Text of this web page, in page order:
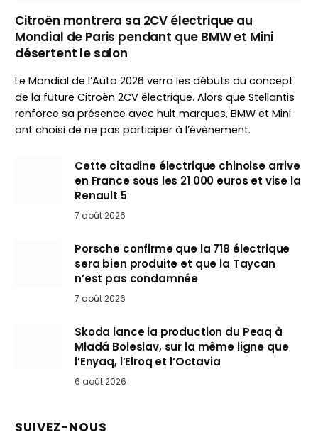
Citroën montrera sa 2CV électrique au
Mondial de Paris pendant que BMW et Mini
désertent le salon
Le Mondial de l’Auto 2026 verra les débuts du concept
de la future Citroën 2CV électrique. Alors que Stellantis
renforce sa présence avec huit marques, BMW et Mini
ont choisi de ne pas participer à l’événement.
Cette citadine électrique chinoise arrive
en France sous les 21 000 euros et vise la
Renault 5
7 août 2026
Porsche confirme que la 718 électrique
sera bien produite et que la Taycan
n’est pas condamnée
7 août 2026
Skoda lance la production du Peaq à
Mladá Boleslav, sur la même ligne que
l’Enyaq, l’Elroq et l’Octavia
6 août 2026
SUIVEZ-NOUS